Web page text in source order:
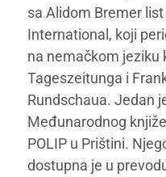
sa Alidom Bremer
International, koji
na nemačkom jeziku
Tageszeitunga i
Rundschaua. Jedan
Međunarodnog
POLIP u Prištini.
dostupna je u